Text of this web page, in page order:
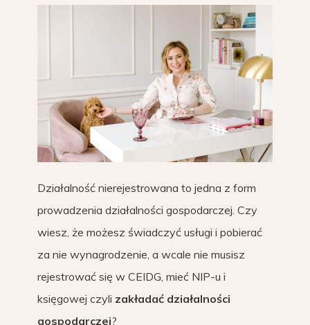
Działalność nierejestrowana to jedna z form
prowadzenia działalności gospodarczej. Czy
wiesz, że możesz świadczyć usługi i pobierać
za nie wynagrodzenie, a wcale nie musisz
rejestrować się w CEIDG, mieć NIP-u i
księgowej czyli zakładać działalności
gospodarczej?